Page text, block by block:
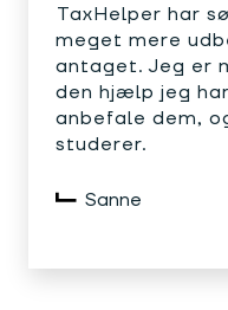
TaxHelper har
meget mere
antaget. Jeg er
den hjælp jeg
anbefale dem,
studerer.
Sanne